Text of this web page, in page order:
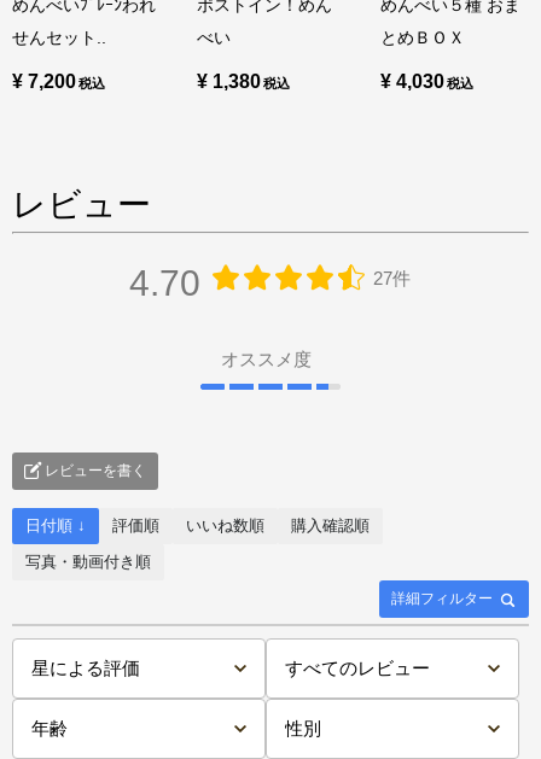
めんべいﾌﾟﾚｰﾝわれ
せんセット..
¥ 7,200
ポストイン！めん
べい
¥ 1,380
めんべい５種 おま
とめＢＯＸ
¥ 4,030
レビュー
4.70 27件
オススメ度
レビューを書く
詳細フィルター
日付順 ↓ 評価順 いいね数順
購入確認順
写真・動画付き順